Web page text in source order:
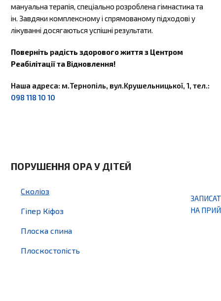
мануальна терапія, спеціально розроблена гімнастика та
ін. Завдяки комплексному і спрямованому підходові у
лікуванні досягаються успішні результати.
Поверніть радість здорового життя з Центром
Реабілітації та Відновлення!
Наша адреса: м.Тернопіль, вул.Крушельницької, 1, тел.:
098 118 10 10
ПОРУШЕННЯ ОРА У ДІТЕЙ
Сколіоз
Гіпер Кіфоз
Плоска спина
Плоскостопість
НА